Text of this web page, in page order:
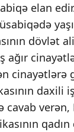
elan
dövlət
ağır
cinayətlərə
daxili
verən,